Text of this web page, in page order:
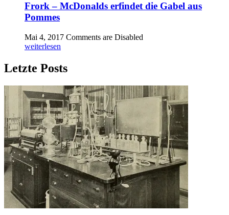
Frork – McDonalds erfindet die Gabel aus
Pommes
Mai 4, 2017 Comments are Disabled
weiterlesen
Letzte Posts